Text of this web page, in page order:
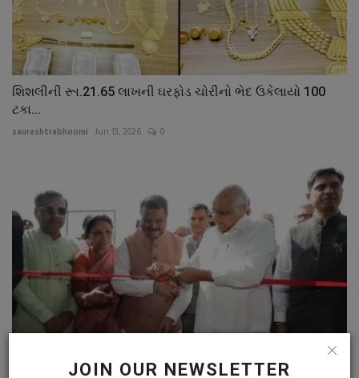
JOIN OUR NEWSLETTER
શિશલીની રૂા.21.65 લાખની ઘરફોડ ચોરીનો ભેદ ઉકેલાયો 100
ટકા...
saurashtrabhoomi Jun 13, 2026 0